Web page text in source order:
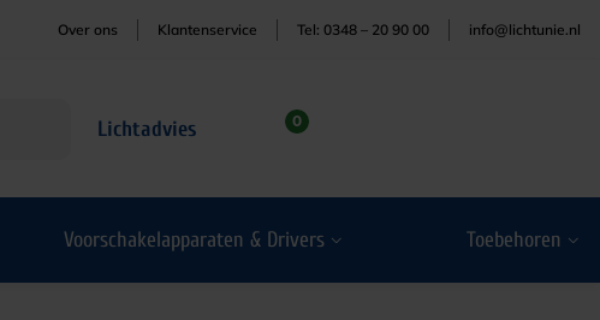
Over ons Klantenservice Tel: 0348 – 20 90 00 info@lichtunie.nl
Lichtadvies 0
Voorschakelapparaten & Drivers Toebehoren